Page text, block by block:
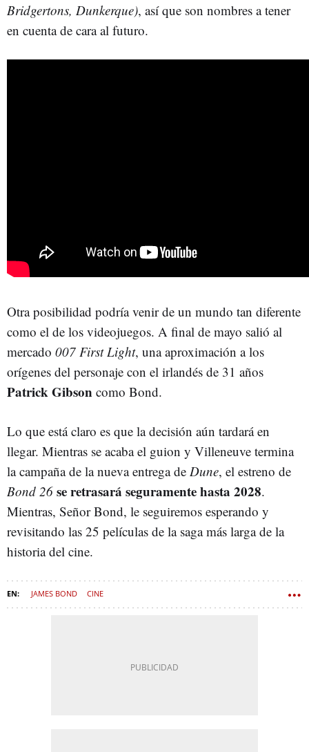
Bridgertons, Dunkerque), así que son nombres a tener
en cuenta de cara al futuro.
Otra posibilidad podría venir de un mundo tan diferente
como el de los videojuegos. A final de mayo salió al
mercado 007 First Light, una aproximación a los
orígenes del personaje con el irlandés de 31 años
Patrick Gibson como Bond.
Lo que está claro es que la decisión aún tardará en
llegar. Mientras se acaba el guion y Villeneuve termina
la campaña de la nueva entrega de Dune, el estreno de
Bond 26 se retrasará seguramente hasta 2028.
Mientras, Señor Bond, le seguiremos esperando y
revisitando las 25 películas de la saga más larga de la
historia del cine.
JAMES BOND CINE